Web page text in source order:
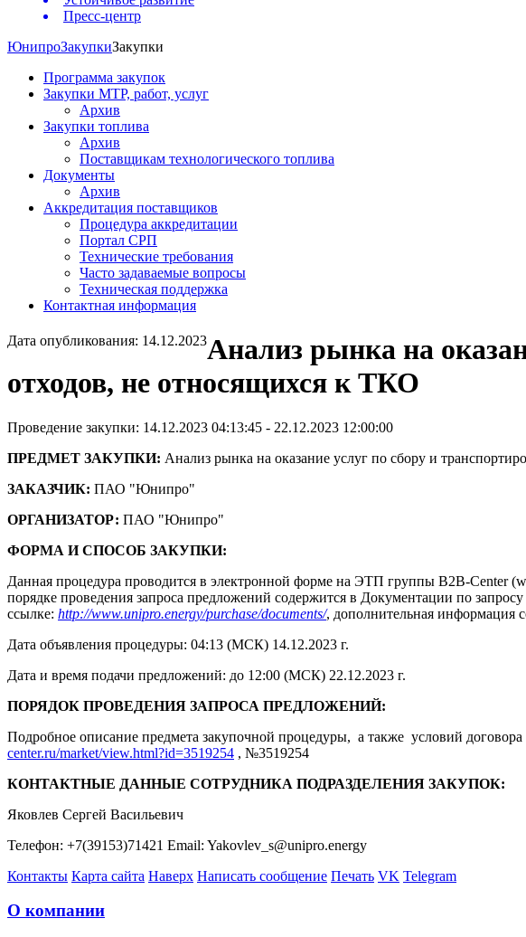
Пресс-центр
ЮнипроЗакупкиЗакупки
Программа закупок
Закупки МТР, работ, услуг
Архив
Закупки топлива
Архив
Поставщикам технологического топлива
Документы
Архив
Аккредитация поставщиков
Процедура аккредитации
Портал СРП
Технические требования
Часто задаваемые вопросы
Техническая поддержка
Контактная информация
Дата опубликования: 14.12.2023Анализ рынка на
отходов, не относящихся к ТКО
Проведение закупки: 14.12.2023 04:13:45 - 22.12.2023 12:00:00
ПРЕДМЕТ ЗАКУПКИ: Анализ рынка на оказание услуг по сбору и
ЗАКАЗЧИК: ПАО "Юнипро"
ОРГАНИЗАТОР: ПАО "Юнипро"
ФОРМА И СПОСОБ ЗАКУПКИ:
Данная процедура проводится в электронной форме на ЭТП группы B2B-Center
порядке проведения запроса предложений содержится в Документации по
ссылке: http://www.unipro.energy/purchase/documents/, дополнительная информация
Дата объявления процедуры: 04:13 (МСК) 14.12.2023 г.
Дата и время подачи предложений: до 12:00 (МСК) 22.12.2023 г.
ПОРЯДОК ПРОВЕДЕНИЯ ЗАПРОСА ПРЕДЛОЖЕНИЙ:
Подробное описание предмета закупочной процедуры, а также условий
center.ru/market/view.html?id=3519254 , №3519254
КОНТАКТНЫЕ ДАННЫЕ СОТРУДНИКА ПОДРАЗДЕЛЕНИЯ ЗАКУПОК:
Яковлев Сергей Васильевич
Телефон: +7(39153)71421 Email: Yakovlev_s@unipro.energy
Контакты Карта сайта Наверх Написать сообщение Печать VK Telegram
О компании